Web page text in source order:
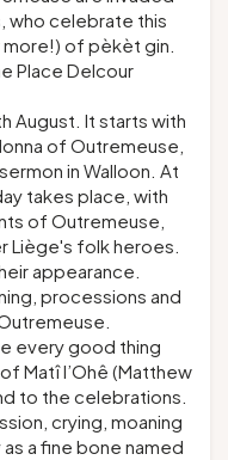
who celebrate this
of pèkèt gin.
Place Delcour
August. It starts with
of Outremeuse,
in Walloon. At
takes place, with
of Outremeuse,
Liège's folk heroes.
appearance.
processions and
every good thing
Matî l’Ohê (Matthew
to the celebrations.
crying, moaning
a fine bone named